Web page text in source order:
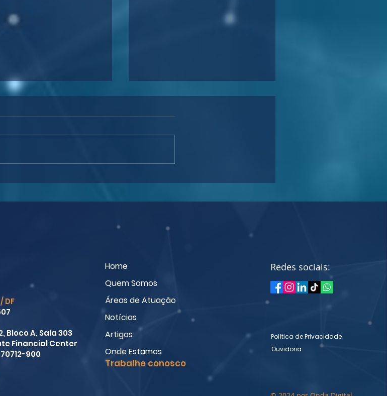
juiz deve intimar
a gratuidade da
Abuso processual: Juizado
DF
Bloco A, Sala 303
Financial Center
900
Trabalhe conosco
Home
Quem Somos
Áreas de Atuação
Notícias
Artigos
Onde Estamos
Redes sociais:
Política de Privacidade
Ouvidoria